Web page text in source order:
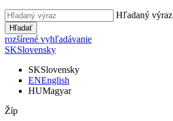
Hľadaný výraz
Hľadať
rozšírené vyhľadávanie
SKSlovensky
SKSlovensky
ENEnglish
HUMagyar
Žíp